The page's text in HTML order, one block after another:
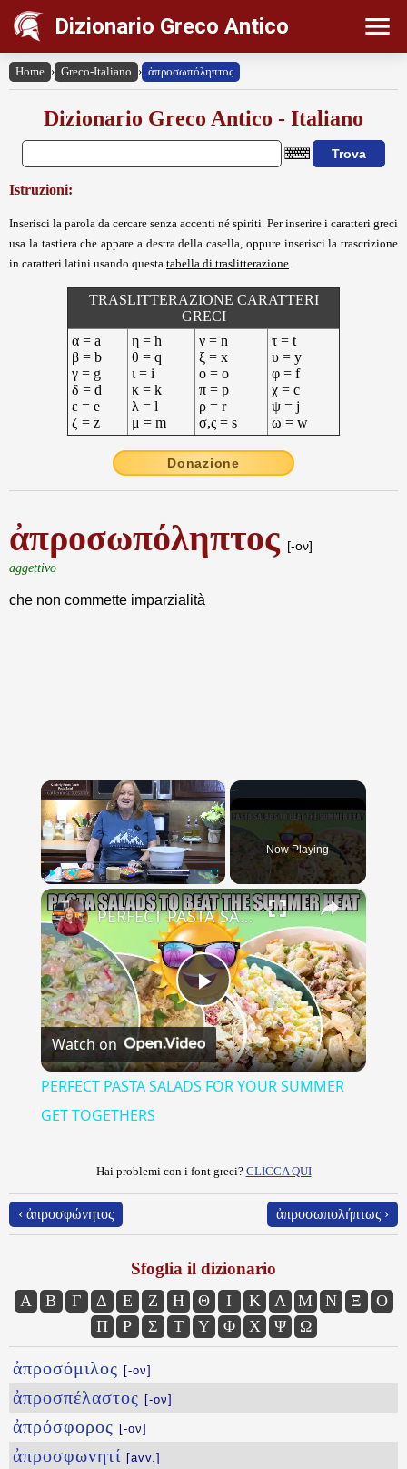
Dizionario Greco Antico
Home › Greco-Italiano › ἀπροσωπόληπτος
Dizionario Greco Antico - Italiano
Istruzioni:
Inserisci la parola da cercare senza accenti né spiriti. Per inserire i caratteri greci
usa la tastiera che appare a destra della casella, oppure inserisci la trascrizione
in caratteri latini usando questa tabella di traslitterazione
TRASLITTERAZIONE CARATTERI
GRECI
α = a
β = b
γ = g
δ = d
ε = e
ζ = z
η = h
θ = q
ι = i
κ = k
λ = l
μ = m
ν = n
ξ = x
ο = o
π = p
ρ = r
σ,ς = s
τ = t
υ = y
φ = f
χ = c
ψ = j
ω = w
Donazione
ἀπροσωπόληπτος [-ον]
aggettivo
che non commette imparzialità
×
Play Unmute Fullscreen
Now Playing
×
Play
Video
PERFECT PASTA SALADS FOR YOUR SUMMER GET TOGETHERS
Watch on
PERFECT PASTA SALADS FOR YOUR SUMMER
GET TOGETHERS
Hai problemi con i font greci? CLICCA QUI
‹ ἀπροσφώνητος ἀπροσωπολήπτως ›
Sfoglia il dizionario
Α Β Γ Δ Ε Ζ Η Θ Ι Κ Λ Μ Ν Ξ
Ο
Π
Ρ Σ Τ Υ Φ Χ Ψ Ω
ἀπροσόμιλος [-ον]
ἀπροσπέλαστος [-ον]
ἀπρόσφορος [-ον]
ἀπροσφωνητί [avv.]